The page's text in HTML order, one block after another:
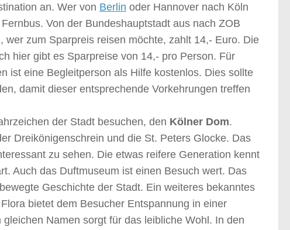
an. Wer von Berlin oder Hannover nach Köln
Von der Bundeshauptstadt aus nach ZOB
zum Sparpreis reisen möchte, zahlt 14,- Euro. Die
hier gibt es Sparpreise von 14,- pro Person. Für
ist eine Begleitperson als Hilfe kostenlos. Dies sollte
damit dieser entsprechende Vorkehrungen treffen
der Stadt besuchen, den Kölner Dom.
Dreikönigenschrein und die St. Peters Glocke. Das
zu sehen. Die etwas reifere Generation kennt
Auch das Duftmuseum ist einen Besuch wert. Das
Geschichte der Stadt. Ein weiteres bekanntes
bietet dem Besucher Entspannung in einer
Namen sorgt für das leibliche Wohl. In den